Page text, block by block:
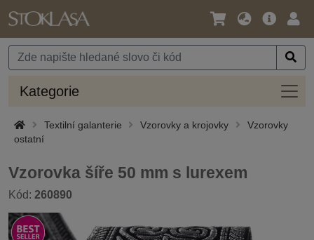
Jazyk
Měna
Hlavní
Kategorie
Textilní galanterie Vzorovky a krojovky
Vzorovky
ostatní
Vzorovka šíře 50 mm s lurexem
Kód: 260890